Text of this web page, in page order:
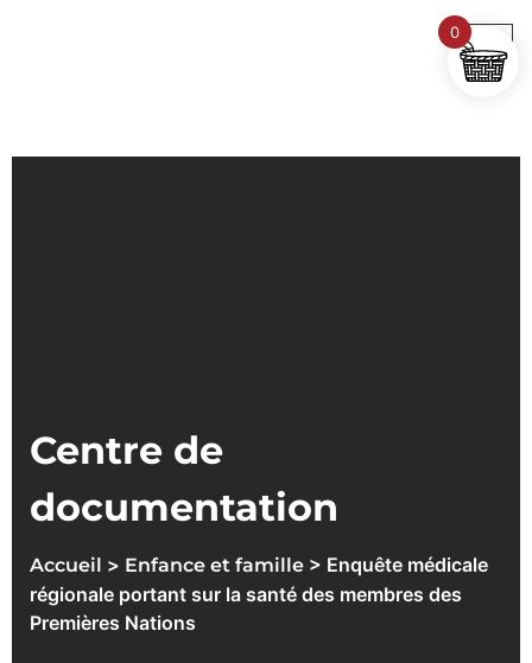
Centre de
documentation
Accueil > Enfance et famille > Enquête médicale
régionale portant sur la santé des membres des
Premières Nations
0